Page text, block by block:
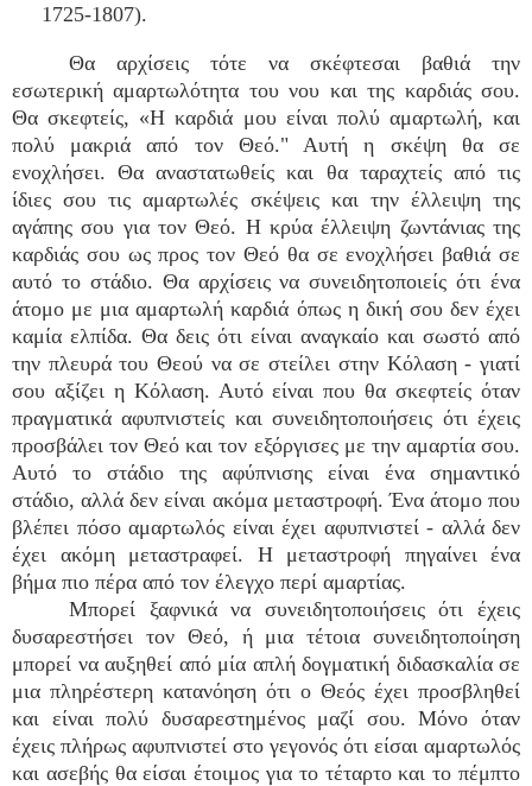
1725-1807).
Θα αρχίσεις τότε να σκέφτεσαι βαθιά την
εσωτερική αμαρτωλότητα του νου και της καρδιάς σου.
Θα σκεφτείς, «Η καρδιά μου είναι πολύ αμαρτωλή, και
πολύ μακριά από τον Θεό." Αυτή η σκέψη θα σε
ενοχλήσει. Θα αναστατωθείς και θα ταραχτείς από τις
ίδιες σου τις αμαρτωλές σκέψεις και την έλλειψη της
αγάπης σου για τον Θεό. Η κρύα έλλειψη ζωντάνιας της
καρδιάς σου ως προς τον Θεό θα σε ενοχλήσει βαθιά σε
αυτό το στάδιο. Θα αρχίσεις να συνειδητοποιείς ότι ένα
άτομο με μια αμαρτωλή καρδιά όπως η δική σου δεν έχει
καμία ελπίδα. Θα δεις ότι είναι αναγκαίο και σωστό από
την πλευρά του Θεού να σε στείλει στην Κόλαση - γιατί
σου αξίζει η Κόλαση. Αυτό είναι που θα σκεφτείς όταν
πραγματικά αφυπνιστείς και συνειδητοποιήσεις ότι έχεις
προσβάλει τον Θεό και τον εξόργισες με την αμαρτία σου.
Αυτό το στάδιο της αφύπνισης είναι ένα σημαντικό
στάδιο, αλλά δεν είναι ακόμα μεταστροφή. Ένα άτομο που
βλέπει πόσο αμαρτωλός είναι έχει αφυπνιστεί - αλλά δεν
έχει ακόμη μεταστραφεί. Η μεταστροφή πηγαίνει ένα
βήμα πιο πέρα από τον έλεγχο περί αμαρτίας.
Μπορεί ξαφνικά να συνειδητοποιήσεις ότι έχεις
δυσαρεστήσει τον Θεό, ή μια τέτοια συνειδητοποίηση
μπορεί να αυξηθεί από μία απλή δογματική διδασκαλία σε
μια πληρέστερη κατανόηση ότι ο Θεός έχει προσβληθεί
και είναι πολύ δυσαρεστημένος μαζί σου. Μόνο όταν
έχεις πλήρως αφυπνιστεί στο γεγονός ότι είσαι αμαρτωλός
και ασεβής θα είσαι έτοιμος για το τέταρτο και το πέμπτο